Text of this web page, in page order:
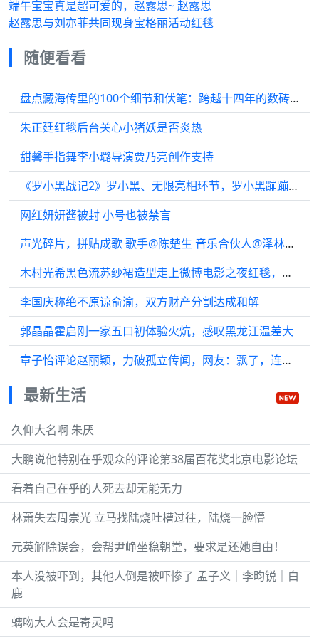
端午宝宝真是超可爱的，赵露思~ 赵露思
赵露思与刘亦菲共同现身宝格丽活动红毯
随便看看
盘点藏海传里的100个细节和伏笔：跨越十四年的数砖细节
朱正廷红毯后台关心小猪妖是否炎热
甜馨手指舞李小璐导演贾乃亮创作支持
《罗小黑战记2》罗小黑、无限亮相环节，罗小黑蹦蹦跳跳好可爱呀，萌翻！
网红妍妍酱被封 小号也被禁言
声光碎片，拼贴成歌 歌手@陈楚生 音乐合伙人@泽林啊哈哈哈哈哈 歌手米奇·盖顿
木村光希黑色流苏纱裙造型走上微博电影之夜红毯，好美！
李国庆称绝不原谅俞渝，双方财产分割达成和解
郭晶晶霍启刚一家五口初体验火炕，感叹黑龙江温差大
章子怡评论赵丽颖，力破孤立传闻，网友：飘了，连国际章都不回复
最新生活
久仰大名啊 朱厌
大鹏说他特别在乎观众的评论第38届百花奖北京电影论坛
看着自己在乎的人死去却无能无力
林萧失去周崇光 立马找陆烧吐槽过往，陆烧一脸懵
元英解除误会，会帮尹峥坐稳朝堂，要求是还她自由！
本人没被吓到，其他人倒是被吓惨了 孟子义｜李昀锐｜白
鹿
螭吻大人会是寄灵吗